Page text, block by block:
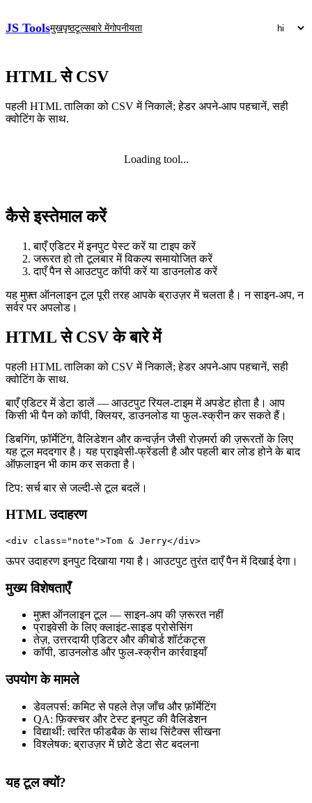
JS Toolsमुखपृष्ठटूल्सबारे मेंगोपनीयता
HTML से CSV
पहली HTML तालिका को CSV में निकालें; हेडर अपने‑आप पहचानें, सही
क्वोटिंग के साथ.
Loading tool...
कैसे इस्तेमाल करें
बाएँ एडिटर में इनपुट पेस्ट करें या टाइप करें
जरूरत हो तो टूलबार में विकल्प समायोजित करें
दाएँ पैन से आउटपुट कॉपी करें या डाउनलोड करें
यह मुफ़्त ऑनलाइन टूल पूरी तरह आपके ब्राउज़र में चलता है। न साइन‑अप, न
सर्वर पर अपलोड।
HTML से CSV के बारे में
पहली HTML तालिका को CSV में निकालें; हेडर अपने‑आप पहचानें, सही
क्वोटिंग के साथ.
बाएँ एडिटर में डेटा डालें — आउटपुट रियल‑टाइम में अपडेट होता है। आप
किसी भी पैन को कॉपी, क्लियर, डाउनलोड या फुल‑स्क्रीन कर सकते हैं।
डिबगिंग, फ़ॉर्मेटिंग, वैलिडेशन और कन्वर्ज़न जैसी रोज़मर्रा की ज़रूरतों के लिए
यह टूल मददगार है। यह प्राइवेसी‑फ्रेंडली है और पहली बार लोड होने के बाद
ऑफ़लाइन भी काम कर सकता है।
टिप: सर्च बार से जल्दी‑से टूल बदलें।
HTML उदाहरण
<div class="note">Tom & Jerry</div>
ऊपर उदाहरण इनपुट दिखाया गया है। आउटपुट तुरंत दाएँ पैन में दिखाई देगा।
मुख्य विशेषताएँ
मुफ़्त ऑनलाइन टूल — साइन‑अप की ज़रूरत नहीं
प्राइवेसी के लिए क्लाइंट‑साइड प्रोसेसिंग
तेज़, उत्तरदायी एडिटर और कीबोर्ड शॉर्टकट्स
कॉपी, डाउनलोड और फुल‑स्क्रीन कार्रवाइयाँ
उपयोग के मामले
डेवलपर्स: कमिट से पहले तेज़ जाँच और फ़ॉर्मेटिंग
QA: फ़िक्स्चर और टेस्ट इनपुट की वैलिडेशन
विद्यार्थी: त्वरित फीडबैक के साथ सिंटैक्स सीखना
विश्लेषक: ब्राउज़र में छोटे डेटा सेट बदलना
यह टूल क्यों?